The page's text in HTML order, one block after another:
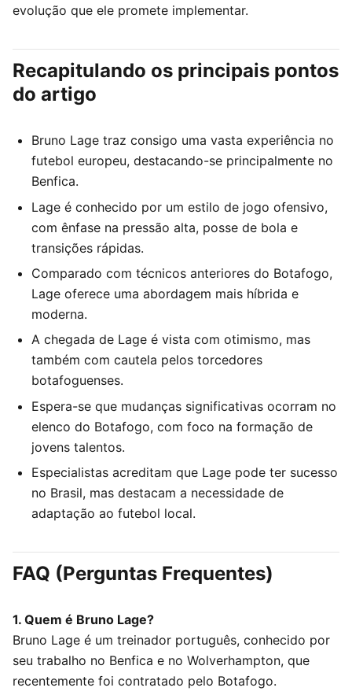
evolução que ele promete implementar.
Recapitulando os principais pontos
do artigo
Bruno Lage traz consigo uma vasta experiência no
futebol europeu, destacando-se principalmente no
Benfica.
Lage é conhecido por um estilo de jogo ofensivo,
com ênfase na pressão alta, posse de bola e
transições rápidas.
Comparado com técnicos anteriores do Botafogo,
Lage oferece uma abordagem mais híbrida e
moderna.
A chegada de Lage é vista com otimismo, mas
também com cautela pelos torcedores
botafoguenses.
Espera-se que mudanças significativas ocorram no
elenco do Botafogo, com foco na formação de
jovens talentos.
Especialistas acreditam que Lage pode ter sucesso
no Brasil, mas destacam a necessidade de
adaptação ao futebol local.
FAQ (Perguntas Frequentes)
1. Quem é Bruno Lage?
Bruno Lage é um treinador português, conhecido por
seu trabalho no Benfica e no Wolverhampton, que
recentemente foi contratado pelo Botafogo.